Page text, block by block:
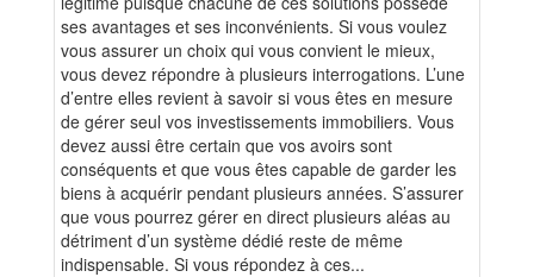
ses avantages et ses inconvénients. Si vous voulez
vous assurer un choix qui vous convient le mieux,
vous devez répondre à plusieurs interrogations. L’une
d’entre elles revient à savoir si vous êtes en mesure
de gérer seul vos investissements immobiliers. Vous
devez aussi être certain que vos avoirs sont
conséquents et que vous êtes capable de garder les
biens à acquérir pendant plusieurs années. S’assurer
que vous pourrez gérer en direct plusieurs aléas au
détriment d’un système dédié reste de même
indispensable. Si vous répondez à ces...